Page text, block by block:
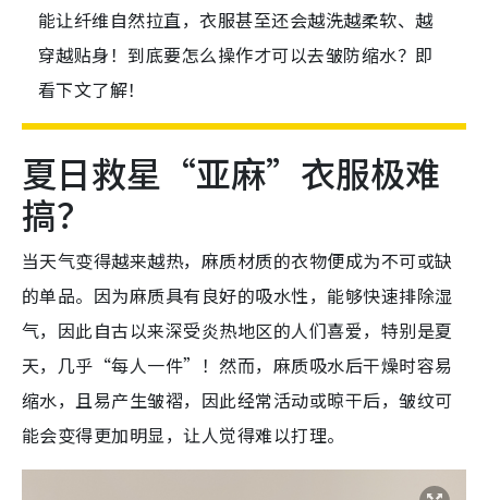
能让纤维自然拉直，衣服甚至还会越洗越柔软、越
穿越贴身！到底要怎么操作才可以去皱防缩水？即
看下文了解！
夏日救星“亚麻”衣服极难
搞？
当天气变得越来越热，麻质材质的衣物便成为不可或缺
的单品。因为麻质具有良好的吸水性，能够快速排除湿
气，因此自古以来深受炎热地区的人们喜爱，特别是夏
天，几乎“每人一件”！然而，麻质吸水后干燥时容易
缩水，且易产生皱褶，因此经常活动或晾干后，皱纹可
能会变得更加明显，让人觉得难以打理。